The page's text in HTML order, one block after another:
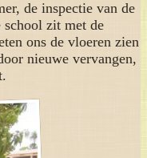
de inspectie van de
school zit met de
ons de vloeren zien
nieuwe vervangen,